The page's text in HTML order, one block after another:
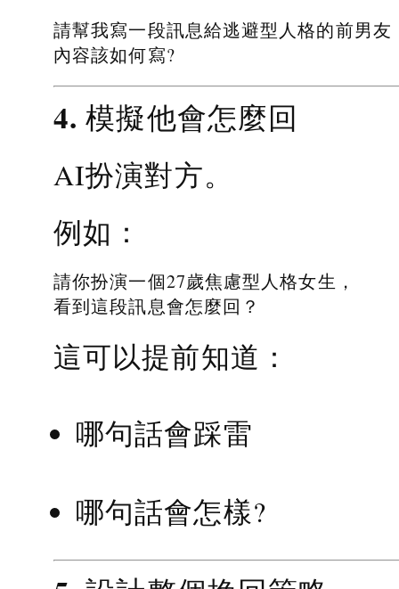
請幫我寫一段訊息給逃避型人格的前男友
內容該如何寫?
4. 模擬他會怎麼回
AI扮演對方。
例如：
請你扮演一個27歲焦慮型人格女生，
看到這段訊息會怎麼回？
這可以提前知道：
哪句話會踩雷
哪句話會怎樣?